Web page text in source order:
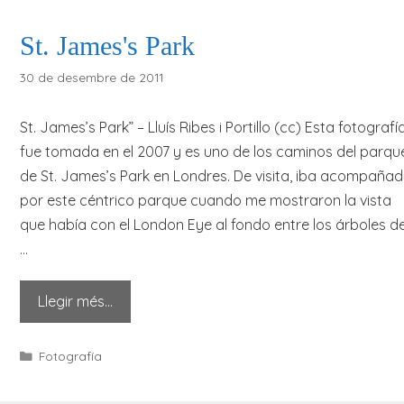
St. James's Park
30 de desembre de 2011
St. James’s Park” – Lluís Ribes i Portillo (cc) Esta
fue tomada en el 2007 y es uno de los caminos del
de St. James’s Park en Londres. De visita, iba
por este céntrico parque cuando me mostraron la vista
que había con el London Eye al fondo entre los árboles
…
Llegir més…
Categories
Fotografía